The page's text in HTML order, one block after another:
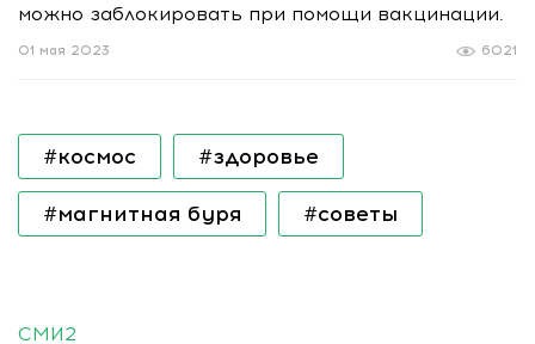
можно заблокировать при помощи вакцинации.
6021
01 мая 2023
#космос #здоровье
#магнитная буря #советы
СМИ2